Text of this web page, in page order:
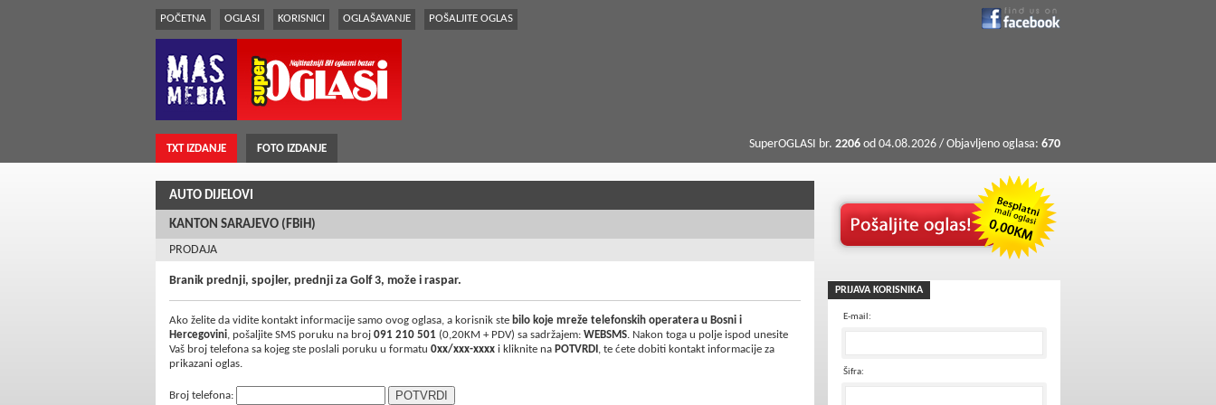
POČETNA OGLASI KORISNICI OGLAŠAVANJE POŠALJITE OGLAS
TXT IZDANJE FOTO IZDANJE SuperOGLASI br. 2206 od 04.08.2026 / Objavljeno oglasa: 670
AUTO DIJELOVI
KANTON SARAJEVO (FBiH)
PRODAJA
Branik prednji, spojler, prednji za Golf 3, može i raspar.
Ako želite da vidite kontakt informacije samo ovog oglasa, a korisnik ste bilo koje mreže telefonskih operatera u Bosni i
Hercegovini, pošaljite SMS poruku na broj 091 210 501 (0,20KM + PDV) sa sadržajem: WEBSMS. Nakon toga u polje ispod unesite
Vaš broj telefona sa kojeg ste poslali poruku u formatu 0xx/xxx-xxxx i kliknite na POTVRDI , te ćete dobiti kontakt informacije za
prikazani oglas.
Broj telefona:
PRIJAVA KORISNIKA
E-mail:
Šifra: